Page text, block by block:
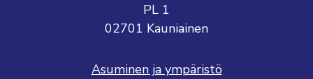
PL 1
02701 Kauniainen
Asuminen ja ympäristö